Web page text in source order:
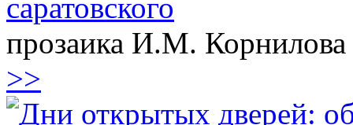
саратовского
прозаика И.М.
>>